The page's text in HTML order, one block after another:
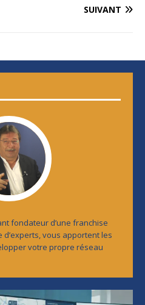
SUIVANT
fondateur d’une franchise
vous apportent les
votre propre réseau